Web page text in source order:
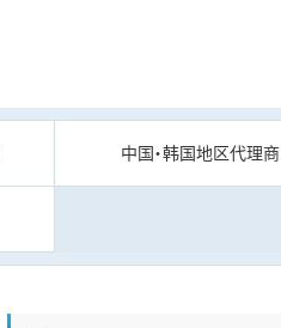
中国・韩国地区代理商